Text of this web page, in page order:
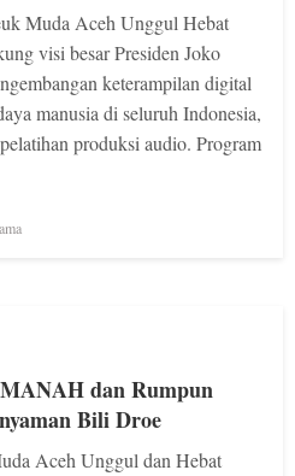
Muda Aceh Unggul Hebat
visi besar Presiden Joko
keterampilan digital
manusia di seluruh Indonesia,
produksi audio. Program
dan Rumpun
Bili Droe
Aceh Unggul dan Hebat